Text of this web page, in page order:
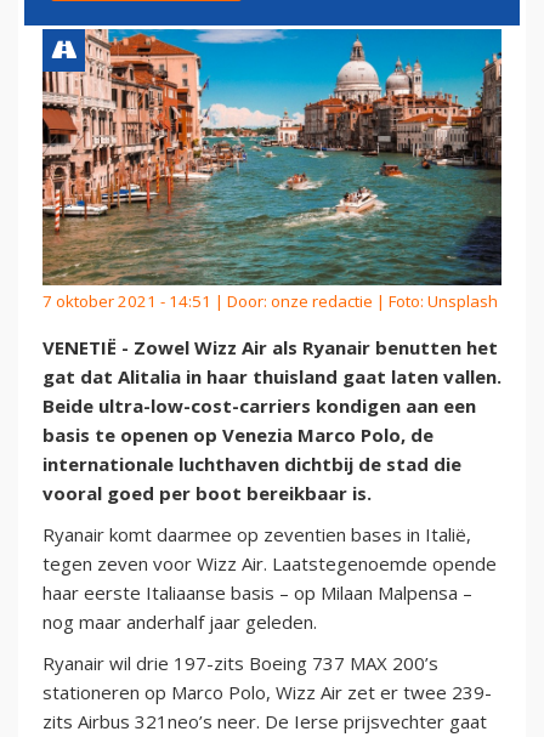
7 oktober 2021 - 14:51 | Door: onze redactie | Foto: Unsplash
VENETIË - Zowel Wizz Air als Ryanair benutten het
gat dat Alitalia in haar thuisland gaat laten vallen.
Beide ultra-low-cost-carriers kondigen aan een
basis te openen op Venezia Marco Polo, de
internationale luchthaven dichtbij de stad die
vooral goed per boot bereikbaar is.
Ryanair komt daarmee op zeventien bases in Italië,
tegen zeven voor Wizz Air. Laatstegenoemde opende
haar eerste Italiaanse basis – op Milaan Malpensa –
nog maar anderhalf jaar geleden.
Ryanair wil drie 197-zits Boeing 737 MAX 200’s
stationeren op Marco Polo, Wizz Air zet er twee 239-
zits Airbus 321neo’s neer. De Ierse prijsvechter gaat